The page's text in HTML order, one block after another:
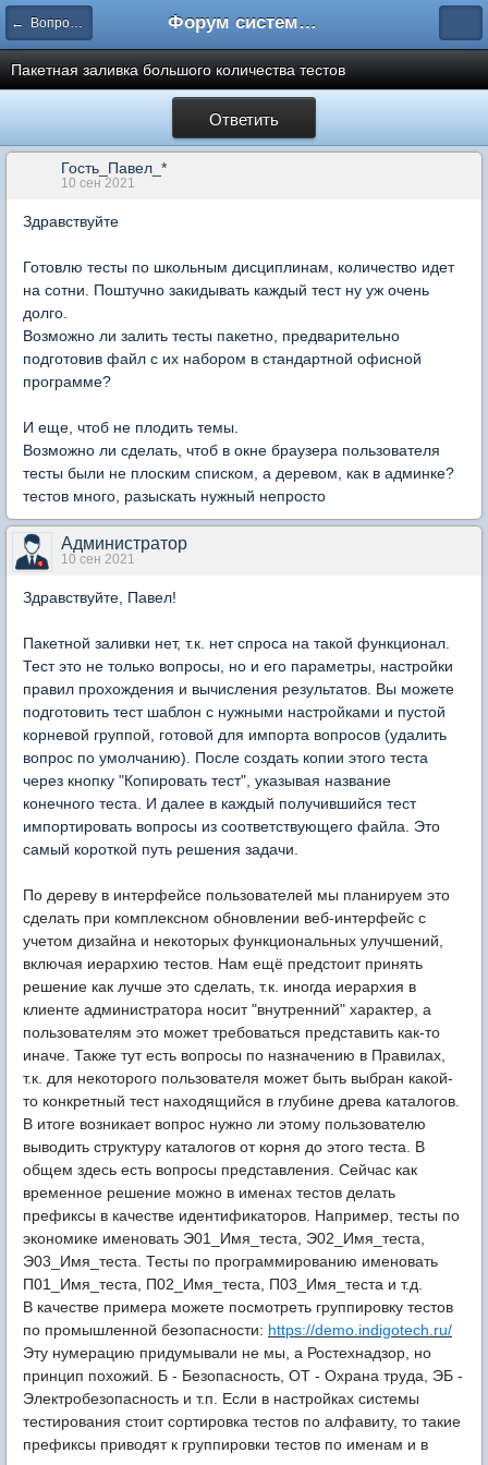
← Вопросы составления тестов Форум системы тестирования INDIGO
Пакетная заливка большого количества тестов
Ответить
Гость_Павел_*
10 сен 2021
Здравствуйте
Готовлю тесты по школьным дисциплинам, количество идет
на сотни. Поштучно закидывать каждый тест ну уж очень
долго.
Возможно ли залить тесты пакетно, предварительно
подготовив файл с их набором в стандартной офисной
программе?
И еще, чтоб не плодить темы.
Возможно ли сделать, чтоб в окне браузера пользователя
тесты были не плоским списком, а деревом, как в админке?
тестов много, разыскать нужный непросто
Администратор
10 сен 2021
Здравствуйте, Павел!
Пакетной заливки нет, т.к. нет спроса на такой функционал.
Тест это не только вопросы, но и его параметры, настройки
правил прохождения и вычисления результатов. Вы можете
подготовить тест шаблон с нужными настройками и пустой
корневой группой, готовой для импорта вопросов (удалить
вопрос по умолчанию). После создать копии этого теста
через кнопку "Копировать тест", указывая название
конечного теста. И далее в каждый получившийся тест
импортировать вопросы из соответствующего файла. Это
самый короткой путь решения задачи.
По дереву в интерфейсе пользователей мы планируем это
сделать при комплексном обновлении веб-интерфейс с
учетом дизайна и некоторых функциональных улучшений,
включая иерархию тестов. Нам ещё предстоит принять
решение как лучше это сделать, т.к. иногда иерархия в
клиенте администратора носит "внутренний" характер, а
пользователям это может требоваться представить как-то
иначе. Также тут есть вопросы по назначению в Правилах,
т.к. для некоторого пользователя может быть выбран какой-
то конкретный тест находящийся в глубине древа каталогов.
В итоге возникает вопрос нужно ли этому пользователю
выводить структуру каталогов от корня до этого теста. В
общем здесь есть вопросы представления. Сейчас как
временное решение можно в именах тестов делать
префиксы в качестве идентификаторов. Например, тесты по
экономике именовать Э01_Имя_теста, Э02_Имя_теста,
Э03_Имя_теста. Тесты по программированию именовать
П01_Имя_теста, П02_Имя_теста, П03_Имя_теста и т.д.
В качестве примера можете посмотреть группировку тестов
по промышленной безопасности: https://demo.indigotech.ru/
Эту нумерацию придумывали не мы, а Ростехнадзор, но
принцип похожий. Б - Безопасность, ОТ - Охрана труда, ЭБ -
Электробезопасность и т.п. Если в настройках системы
тестирования стоит сортировка тестов по алфавиту, то такие
префиксы приводят к группировки тестов по именам и в